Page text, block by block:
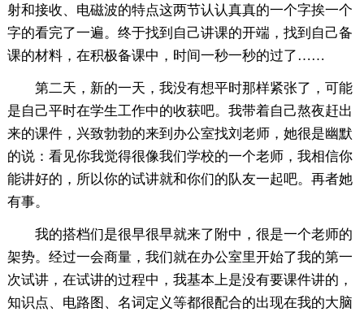
射和接收、电磁波的特点这两节认认真真的一个字挨一个
字的看完了一遍。终于找到自己讲课的开端，找到自己备
课的材料，在积极备课中，时间一秒一秒的过了……
第二天，新的一天，我没有想平时那样紧张了，可能
是自己平时在学生工作中的收获吧。我带着自己熬夜赶出
来的课件，兴致勃勃的来到办公室找刘老师，她很是幽默
的说：看见你我觉得很像我们学校的一个老师，我相信你
能讲好的，所以你的试讲就和你们的队友一起吧。再者她
有事。
我的搭档们是很早很早就来了附中，很是一个老师的
架势。经过一会商量，我们就在办公室里开始了我的第一
次试讲，在试讲的过程中，我基本上是没有要课件讲的，
知识点、电路图、名词定义等都很配合的出现在我的大脑